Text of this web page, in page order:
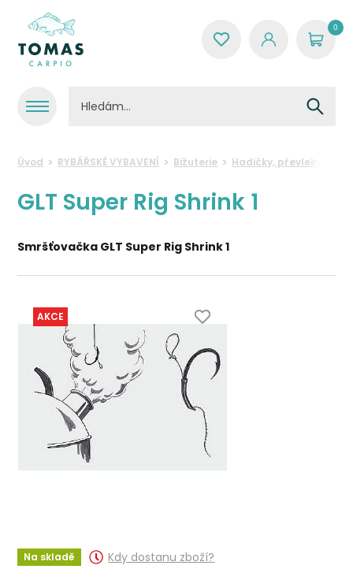
0
Úvod RYBÁŘSKÉ VYBAVENÍ Bižuterie Hadičky, převleky a
GLT Super Rig Shrink 1
Smršťovačka GLT Super Rig Shrink 1
AKCE
Na skladě Kdy dostanu zboží?